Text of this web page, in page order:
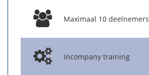
Maximaal 10 deelnemers
Incompany training